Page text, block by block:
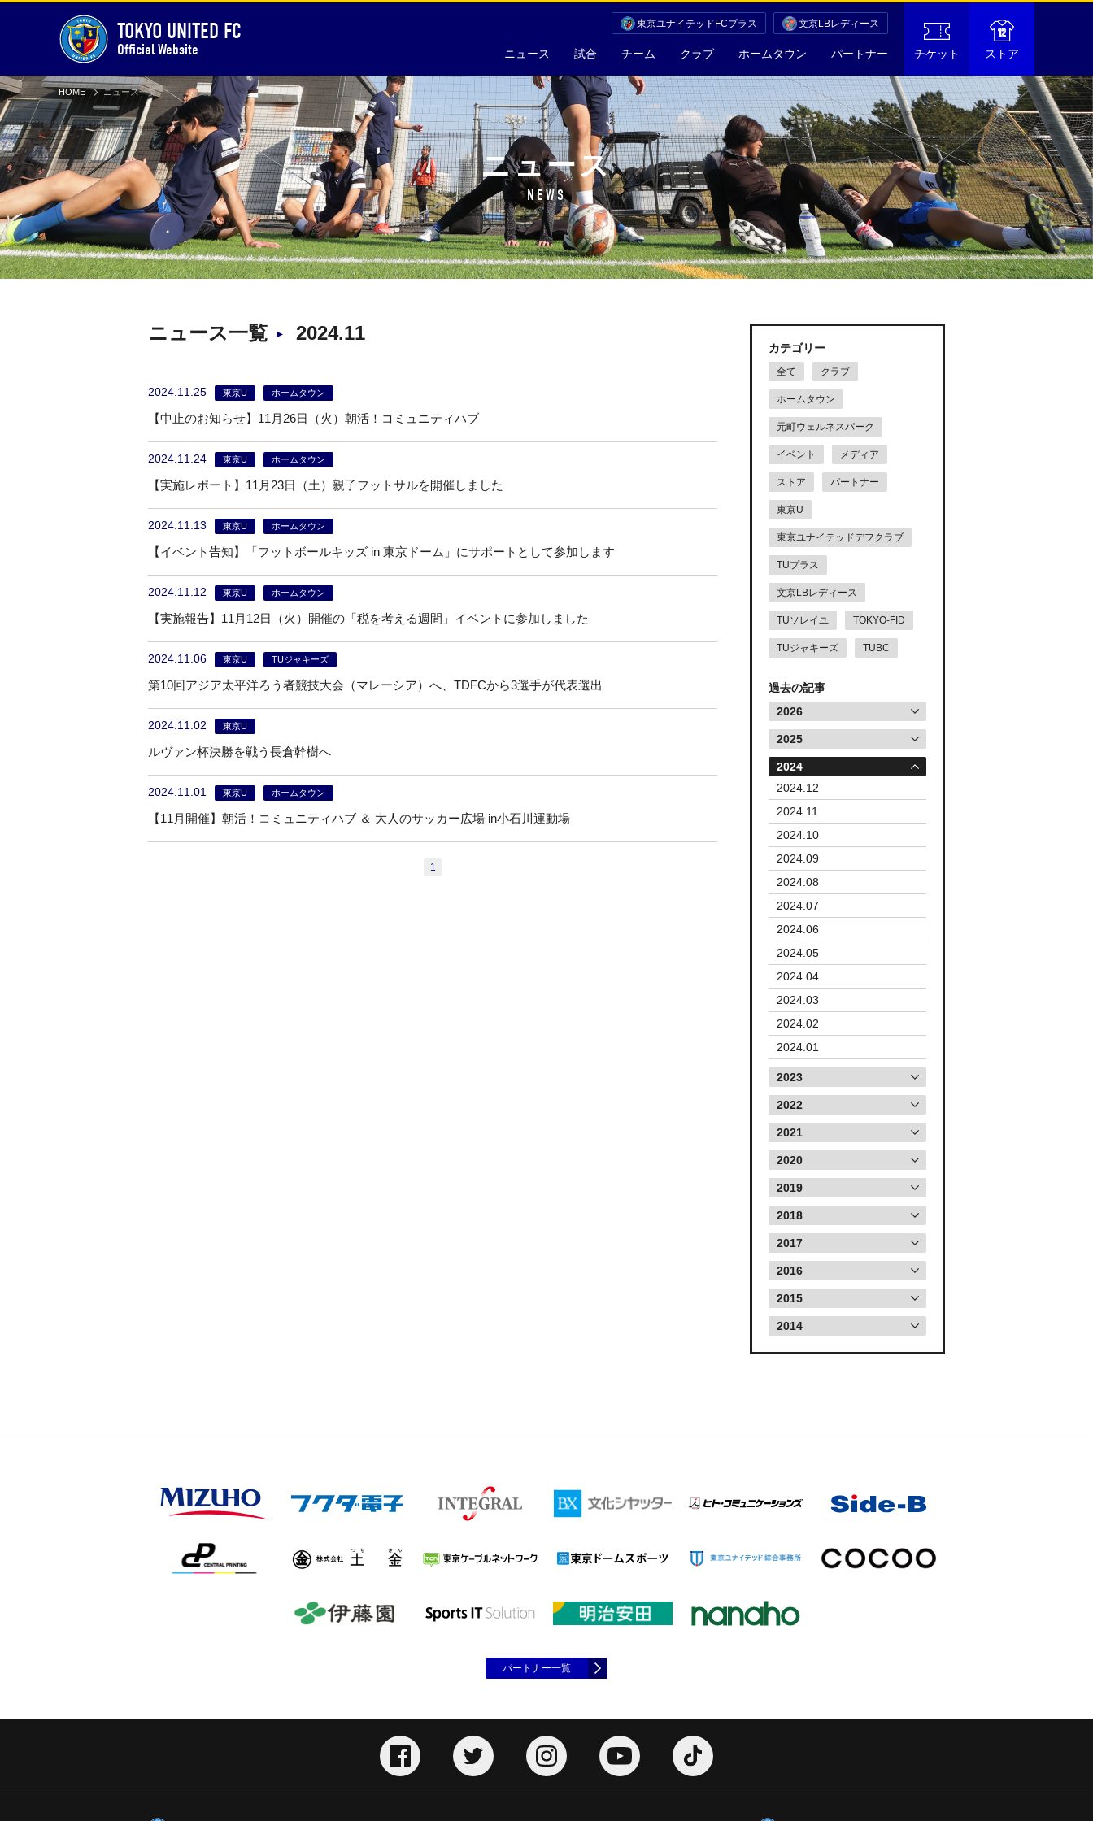
TOKYO UNITED FC
Official Website ニュース 試合 チーム クラブ ホームタウン パートナー チケット ストア
東京ユナイテッドFCプラス 文京LBレディース
HOME ニュース一覧
ニュース
NEWS
ニュース一覧 2024.11
2024.11.25 東京U ホームタウン
【中止のお知らせ】11月26日（火）朝活！コミュニティハブ
2024.11.24 東京U ホームタウン
【実施レポート】11月23日（土）親子フットサルを開催しました
2024.11.13 東京U ホームタウン
【イベント告知】「フットボールキッズ in 東京ドーム」にサポートとして参加します
2024.11.12 東京U ホームタウン
【実施報告】11月12日（火）開催の「税を考える週間」イベントに参加しました
2024.11.06 東京U TUジャキーズ
第10回アジア太平洋ろう者競技大会（マレーシア）へ、TDFCから3選手が代表選出
2024.11.02 東京U
ルヴァン杯決勝を戦う長倉幹樹へ
2024.11.01 東京U ホームタウン
【11月開催】朝活！コミュニティハブ ＆ 大人のサッカー広場 in小石川運動場
1
カテゴリー
全て クラブ
ホームタウン
元町ウェルネスパーク
イベント メディア
ストア パートナー
東京U
東京ユナイテッドデフクラブ
TUプラス
文京LBレディース
TUソレイユ TOKYO-FID
TUジャキーズ TUBC
過去の記事
2026
2025
2024
2024.12
2024.11
2024.10
2024.09
2024.08
2024.07
2024.06
2024.05
2024.04
2024.03
2024.02
2024.01
2023
2022
2021
2020
2019
2018
2017
2016
2015
2014
パートナー一覧